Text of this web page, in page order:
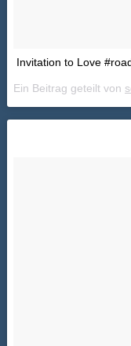
Invitation to Love
Ein Beitrag geteilt von